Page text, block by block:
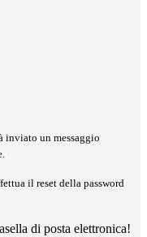
inviato un messaggio
il reset della password
di posta elettronica!